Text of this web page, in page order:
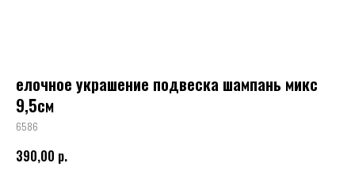
елочное украшение подвеска шампань микс
9,5см
6586
390,00 р.